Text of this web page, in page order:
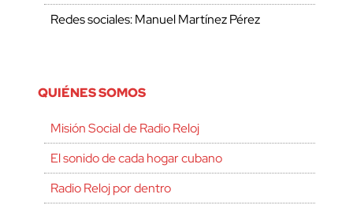
Redes sociales: Manuel Martínez Pérez
QUIÉNES SOMOS
Misión Social de Radio Reloj
El sonido de cada hogar cubano
Radio Reloj por dentro